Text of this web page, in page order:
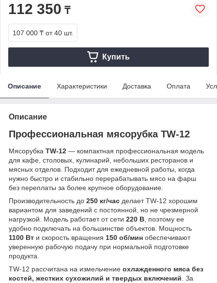
112 350 ₸
107 000 ₸ от 40 шт.
Купить
Описание Характеристики Доставка Оплата
Описание
Профессиональная мясорубка TW-12
Мясорубка TW-12 — компактная профессиональная модель
для кафе, столовых, кулинарий, небольших ресторанов и
мясных отделов. Подходит для ежедневной работы, когда
нужно быстро и стабильно перерабатывать мясо на фарш
без переплаты за более крупное оборудование.
Производительность до 250 кг/час делает TW-12 хорошим
вариантом для заведений с постоянной, но не чрезмерной
нагрузкой. Модель работает от сети 220 В, поэтому ее
удобно подключать на большинстве объектов. Мощность
1100 Вт и скорость вращения 150 об/мин обеспечивают
уверенную рабочую подачу при нормальной подготовке
продукта.
TW-12 рассчитана на измельчение охлажденного мяса без
костей, жестких сухожилий и твердых включений. За